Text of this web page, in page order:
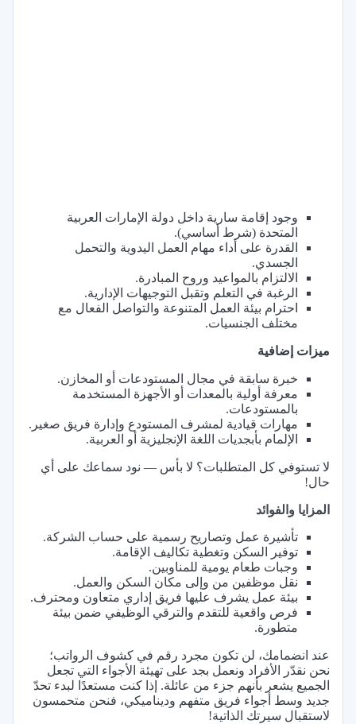
وجود إقامة سارية داخل دولة الإمارات العربية
المتحدة (شرط أساسي).
القدرة على أداء مهام العمل اليدوية والتحمل
الجسدي.
الالتزام بالمواعيد وروح المبادرة.
الرغبة في التعلم وتقبل التوجيهات الإدارية.
احترام بيئة العمل المتنوعة والتواصل الفعال مع
مختلف الجنسيات.
ميزات إضافية
خبرة سابقة في مجال المستودعات أو المخازن.
معرفة أولية بالمعدات أو الأجهزة المستخدمة
بالمستودعات.
مهارات قيادية لمشرف المستودع وإدارة فريق صغير.
الإلمام بأبجديات اللغة الإنجليزية أو العربية.
لا تستوفي كل المتطلبات؟ لا بأس — نود سماعك على أي
حال!
المزايا والفوائد
تأشيرة عمل وتصاريح رسمية على حساب الشركة.
توفير السكن وتغطية تكاليف الإقامة.
وجبات طعام يومية للمناوبين.
نقل موظفين من وإلى مكان السكن والعمل.
بيئة عمل يشرف عليها فريق إداري متعاون ومحترف.
فرص واقعية للتقدم والترقي الوظيفي ضمن بيئة
متطورة.
عند انضمامك، لن تكون مجرد رقم في كشوف الرواتب؛
نحن نقدّر الأفراد ونعمل بجد على تهيئة الأجواء التي تجعل
الجميع يشعر بأنهم جزء من عائلة. إذا كنت مستعدًا لبدء تحدّ
جديد وسط أجواء فريق متفهم وديناميكي، فنحن متحمسون
لاستقبال سيرتك الذاتية!